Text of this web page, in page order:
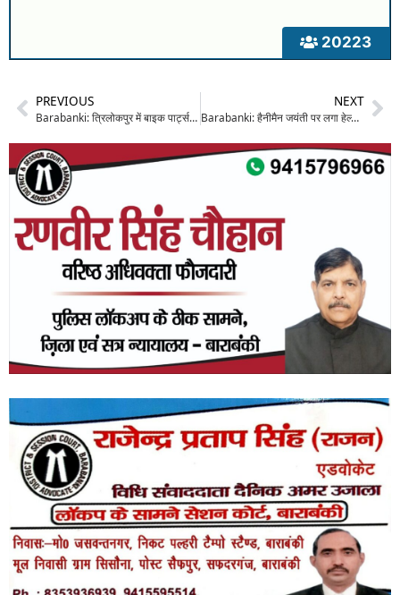
20223
PREVIOUS
Barabanki: त्रिलोकपुर में बाइक पार्ट्स की दुकान में अचानक लगी भीषण आग, हजारों का सामान जलकर राख
NEXT
Barabanki: हैनीमैन जयंती पर लगा हेल्थ कैंप, सैकड़ों छात्रों का हुआ मुफ्त स्वास्थ्य परीक्षण